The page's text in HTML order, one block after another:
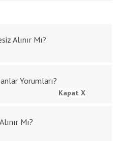
Alınır Mı?
Yorumları?
Mı?
Kapat X